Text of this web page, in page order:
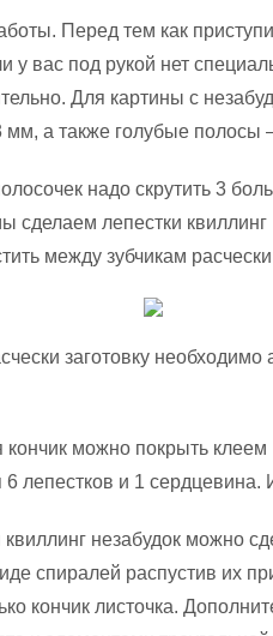
Перед тем как
у вас под рукой нет
Для картины с
мм, а также голубые полосы
надо скрутить 3
сделаем лепестки
между зубчикам
заготовку необходимо
можно покрыть клеем
6 лепестков и 1
незабудок можно
спиралей распустив их
кончик листочка.